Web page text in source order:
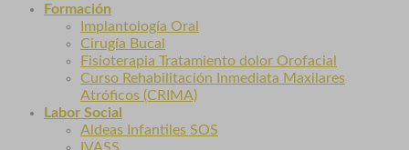
Formación
Implantología Oral
Cirugía Bucal
Fisioterapia Tratamiento dolor Orofacial
Curso Rehabilitación Inmediata Maxilares
Atróficos (CRIMA)
Labor Social
Aldeas Infantiles SOS
IVASS